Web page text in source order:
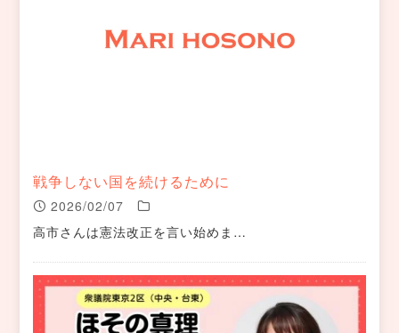
戦争しない国を続けるために
2026/02/07
高市さんは憲法改正を言い始めま…